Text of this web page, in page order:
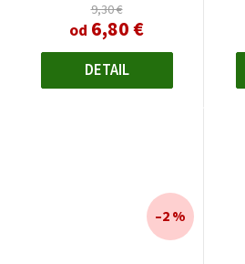
9,30 €
od 6,80 €
DETAIL
–2 %